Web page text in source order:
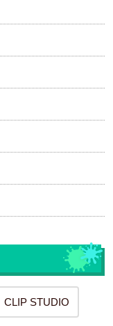
CLIP STUDIO